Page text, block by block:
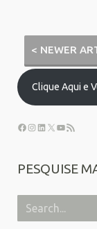
< NEWER
Clique Aqui e
PESQUISE